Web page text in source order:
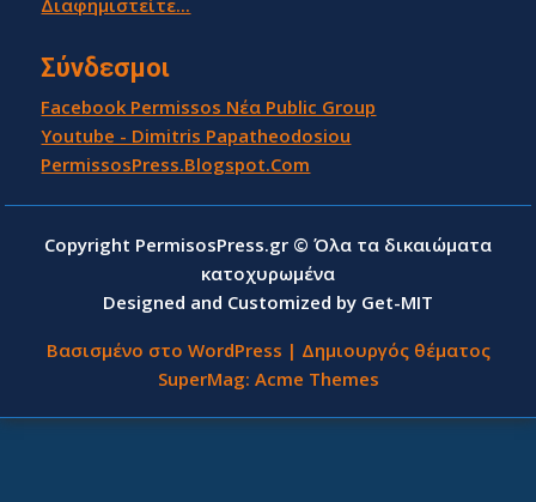
Σύνδεσμοι
Facebook Permissos Νέα Public Group
Youtube - Dimitris Papatheodosiou
PermissosPress.Blogspot.Com
Copyright PermisosPress.gr © Όλα τα δικαιώματα
κατοχυρωμένα
Designed and Customized by Get-MIT
Βασισμένο στο WordPress | Δημιουργός θέματος
SuperMag: Acme Themes